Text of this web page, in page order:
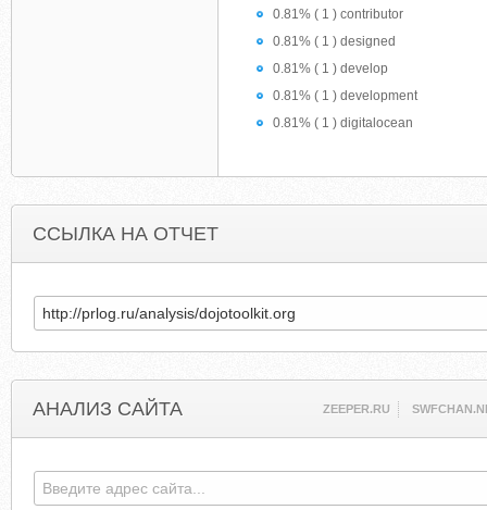
0.81% ( 1 ) contributor
0.81% ( 1 ) designed
0.81% ( 1 ) develop
0.81% ( 1 ) development
0.81% ( 1 ) digitalocean
ССЫЛКА НА ОТЧЕТ
АНАЛИЗ САЙТА ZEEPER.RU